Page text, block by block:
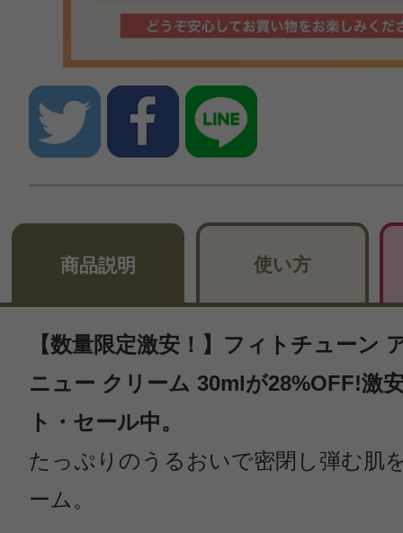
商品説明 使い方
【数量限定激安！】フィトチューン
ニュー クリーム 30mlが28%OFF!激
ト・セール中。
たっぷりのうるおいで密閉し弾む肌
ーム。